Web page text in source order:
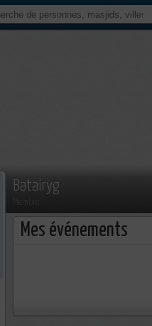
Batairyg
Mes événements